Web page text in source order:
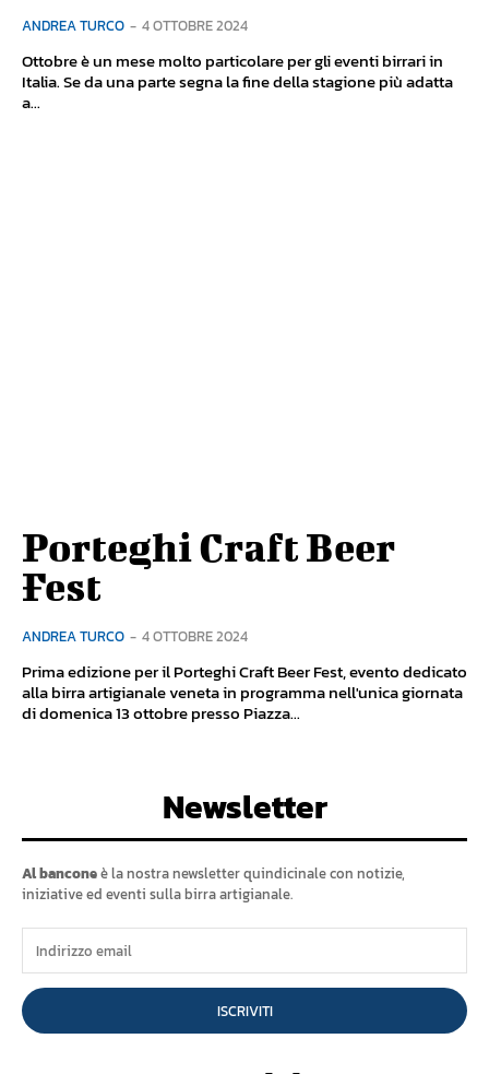
ANDREA TURCO - 4 OTTOBRE 2024
Ottobre è un mese molto particolare per gli eventi birrari in
Italia. Se da una parte segna la fine della stagione più adatta
a...
Porteghi Craft Beer
Fest
ANDREA TURCO - 4 OTTOBRE 2024
Prima edizione per il Porteghi Craft Beer Fest, evento dedicato
alla birra artigianale veneta in programma nell'unica giornata
di domenica 13 ottobre presso Piazza...
Newsletter
Al banconeè la nostra newsletter quindicinale con notizie,
iniziative ed eventi sulla birra artigianale.
ISCRIVITI